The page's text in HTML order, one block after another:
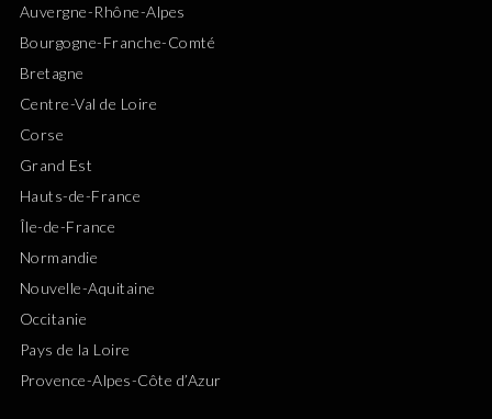
Auvergne-Rhône-Alpes
Bourgogne-Franche-Comté
Bretagne
Centre-Val de Loire
Corse
Grand Est
Hauts-de-France
Île-de-France
Normandie
Nouvelle-Aquitaine
Occitanie
Pays de la Loire
Provence-Alpes-Côte d’Azur